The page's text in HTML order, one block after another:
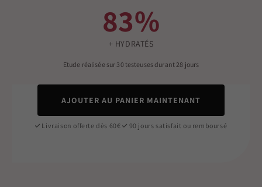
83%
+ HYDRATÉS
Etude réalisée sur 30 testeuses durant 28 jours
AJOUTER AU PANIER MAINTENANT
Livraison offerte dès 60€ 90 jours satisfait ou remboursé